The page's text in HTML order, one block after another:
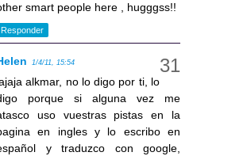
smart people here , hugggss!!
Responder
1/4/11, 15:54
alkmar, no lo digo por ti, lo
porque si alguna vez me
uso vuestras pistas en la
en ingles y lo escribo en
y traduzco con google,